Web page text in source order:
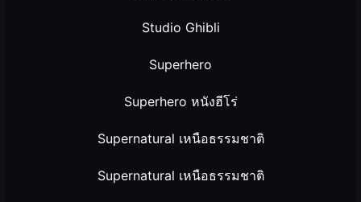
Studio Ghibli
Superhero
Superhero หนังฮีโร่
Supernatural เหนือธรรมชาติ
Supernatural เหนือธรรมชาติ